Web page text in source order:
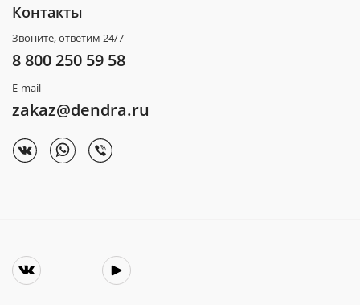
Контакты
Звоните, ответим 24/7
8 800 250 59 58
E-mail
zakaz@dendra.ru